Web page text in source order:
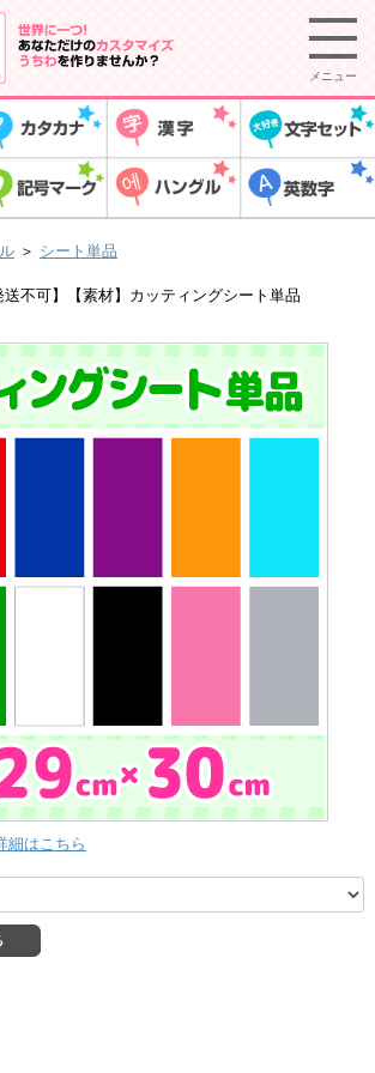
メニュー
＞ シート単品
送不可】【素材】カッティングシート単品
細はこちら